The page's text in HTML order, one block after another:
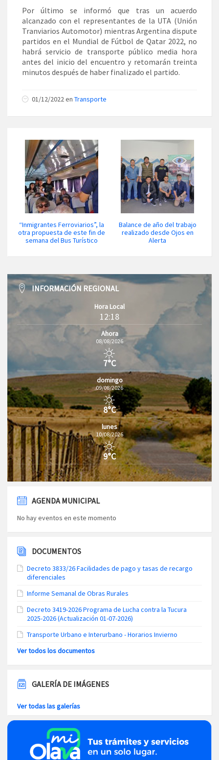
Por último se informó que tras un acuerdo
alcanzado con el representantes de la UTA (Unión
Tranviarios Automotor) mientras Argentina dispute
partidos en el Mundial de Fútbol de Qatar 2022, no
habrá servicio de transporte público media hora
antes del inicio del encuentro y retomarán treinta
minutos después de haber finalizado el partido.
01/12/2022 en Transporte
“Inmigrantes Ferroviarios”, la
otra propuesta de este fin de
semana del Bus Turístico
Balance de año del trabajo
realizado desde Ojos en
Alerta
INFORMACIÓN REGIONAL
Hora Local
12:18
Ahora
08/08/2026
7°C
domingo
09/08/2026
8°C
lunes
10/08/2026
9°C
AGENDA MUNICIPAL
No hay eventos en este momento
DOCUMENTOS
Decreto 3833/26 Facilidades de pago y tasas de recargo
diferenciales
Informe Semanal de Obras Rurales
Decreto 3419-2026 Programa de Lucha contra la Tucura
2025-2026 (Actualización 01-07-2026)
Transporte Urbano e Interurbano - Horarios Invierno
Ver todos los documentos
GALERÍA DE IMÁGENES
Ver todas las galerías